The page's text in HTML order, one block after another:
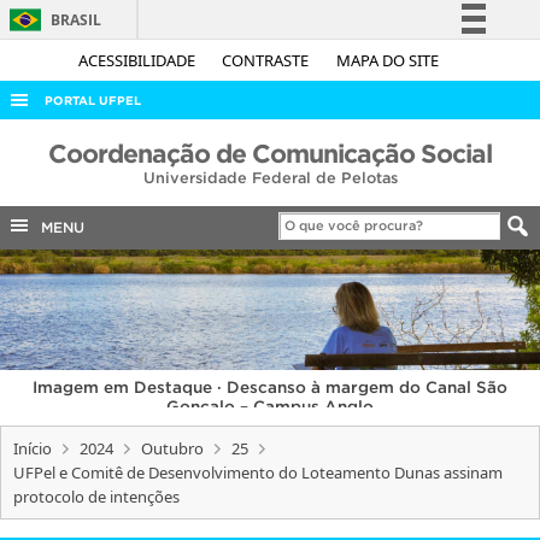
ACESSIBILIDADE CONTRASTE MAPA DO SITE
BRASIL
Simplifique!
Acesso à informação
Legislação
Canais
PORTAL UFPEL
ACESSO À INFORMAÇÃO
COBALTO
CONCURSOS
EDITAIS
INTERNACIONAL
OUVIDORIA
PORTARIAS
TELEFONES
Coordenação de Comunicação Social
Universidade Federal de Pelotas
MENU
Imagem em Destaque · Descanso à margem do Canal São
Gonçalo – Campus Anglo
Início 2024 Outubro
25
UFPel e Comitê de Desenvolvimento do Loteamento Dunas assinam
protocolo de intenções